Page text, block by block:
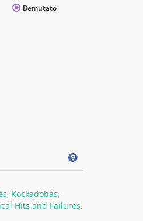
Bemutató
, Kockadobás,
Hits and Failures,